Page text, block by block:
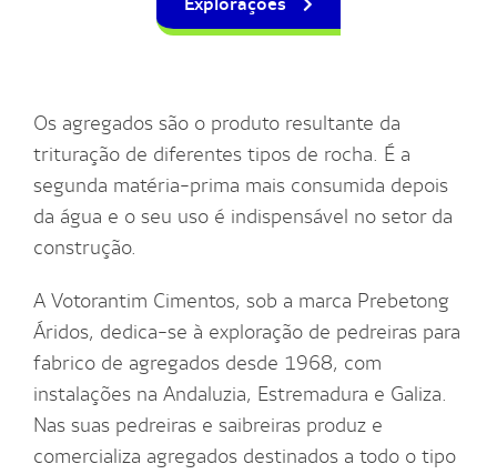
Os agregados são o produto resultante da
trituração de diferentes tipos de rocha. É a
segunda matéria-prima mais consumida depois
da água e o seu uso é indispensável no setor da
construção.
A Votorantim Cimentos, sob a marca Prebetong
Áridos, dedica-se à exploração de pedreiras para
fabrico de agregados desde 1968, com
instalações na Andaluzia, Estremadura e Galiza.
Nas suas pedreiras e saibreiras produz e
comercializa agregados destinados a todo o tipo